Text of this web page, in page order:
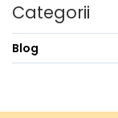
Categorii
Blog